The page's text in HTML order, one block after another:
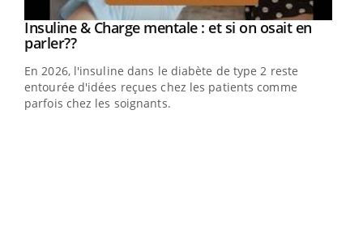
Youtube
Insuline & Charge mentale : et si on osait en
parler??Youtube
En 2026, l'insuline dans le diabète de type 2 reste
entourée d'idées reçues chez les patients comme
parfois chez les soignants.